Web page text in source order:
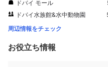
ドバイ モール
ドバイ水族館&水中動物園
周辺情報をチェック
お役立ち情報